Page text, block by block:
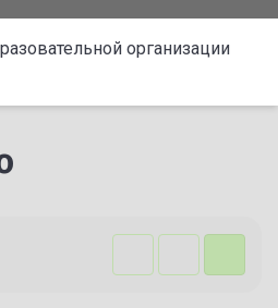
организации